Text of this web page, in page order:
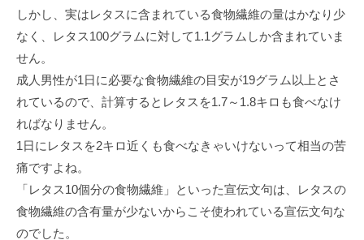
しかし、実はレタスに含まれている⾷物繊維の量はかなり少
なく、レタス100グラムに対して1.1グラムしか含まれていま
せん。
成⼈男性が1⽇に必要な⾷物繊維の⽬安が19グラム以上とさ
れているので、計算するとレタスを1.7～1.8キロも⾷べなけ
ればなりません。
1⽇にレタスを2キロ近くも⾷べなきゃいけないって相当の苦
痛ですよね。
「レタス10個分の⾷物繊維」といった宣伝⽂句は、レタスの
⾷物繊維の含有量が少ないからこそ使われている宣伝⽂句な
のでした。